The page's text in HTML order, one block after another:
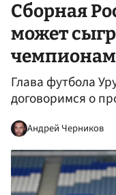
Сборная
может
Глава футбола
договоримся о
Андрей Черников